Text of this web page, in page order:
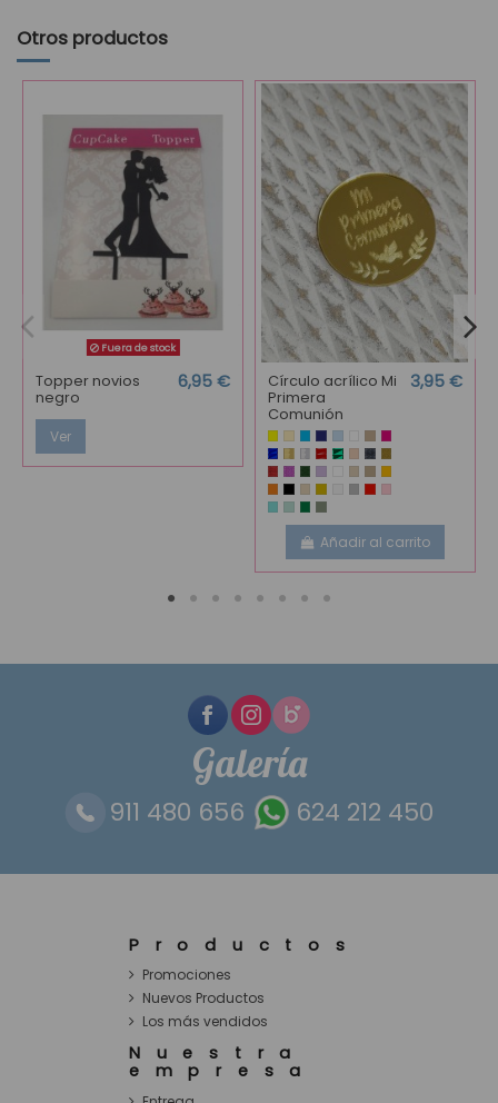
Otros productos
Fuera de stock
Topper novios
negro
6,95 €
Ver
Círculo acrílico Mi
Primera
Comunión
3,95 €
Añadir al carrito
Galería
911 480 656 624 212 450
Productos
Promociones
Nuevos Productos
Los más vendidos
Nuestra
empresa